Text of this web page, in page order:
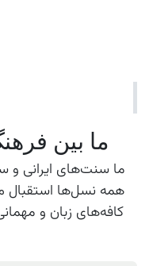
ما بین
ما سنت‌های ایرانی و
همه نسل‌ها استقبال
کافه‌های زبان و